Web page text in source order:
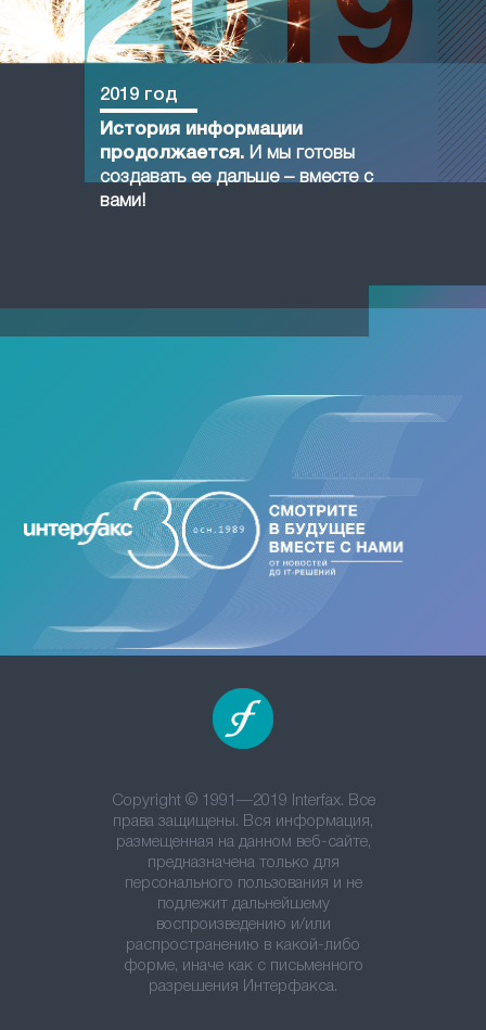
2019 год
История информации
продолжается. И мы готовы
создавать ее дальше – вместе с
вами!
Copyright © 1991—2019 Interfax. Все
права защищены. Вся информация,
размещенная на данном веб-сайте,
предназначена только для
персонального пользования и не
подлежит дальнейшему
воспроизведению и/или
распространению в какой-либо
форме, иначе как с письменного
разрешения Интерфакса.